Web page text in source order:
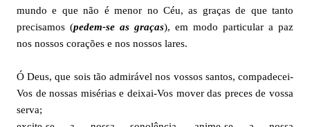
mundo e que não é menor no Céu, as graças de que tanto
precisamos (pedem-se as graças), em modo particular a paz
nos nossos corações e nos nossos lares.
Ó Deus, que sois tão admirável nos vossos santos, compadecei-
Vos de nossas misérias e deixai-Vos mover das preces de vossa
serva;